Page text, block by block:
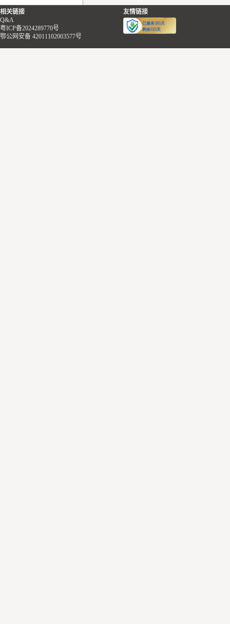
相关链接
Q&A
粤ICP备2024289770号
鄂公网安备 42011102003577号
友情链接